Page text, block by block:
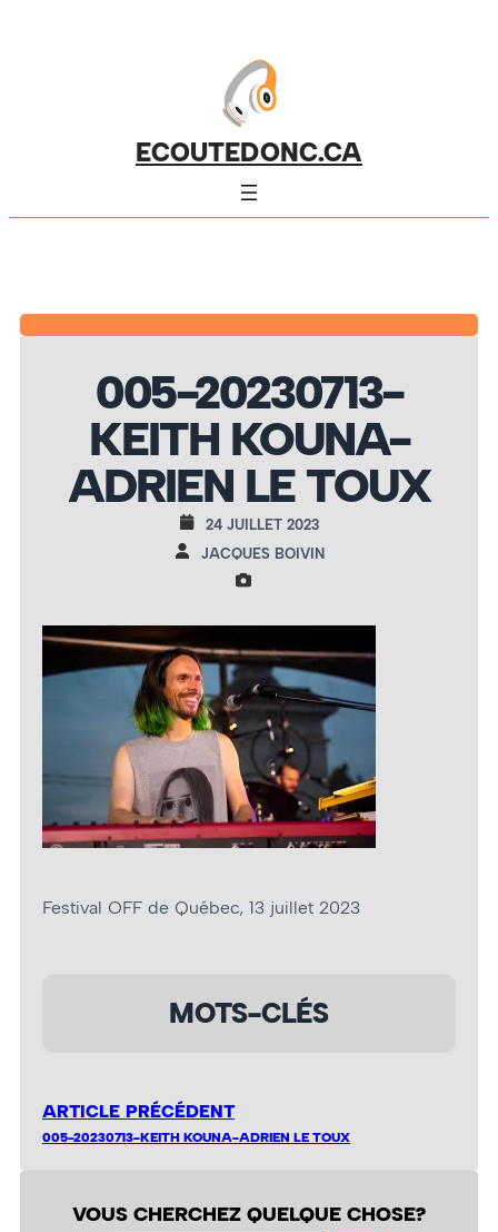
ECOUTEDONC.CA
005-20230713-
KEITH KOUNA-
ADRIEN LE TOUX
24 JUILLET 2023
JACQUES BOIVIN
Festival OFF de Québec, 13 juillet 2023
MOTS-CLÉS
ARTICLE PRÉCÉDENT
005-20230713-KEITH KOUNA-ADRIEN LE TOUX
VOUS CHERCHEZ QUELQUE CHOSE?